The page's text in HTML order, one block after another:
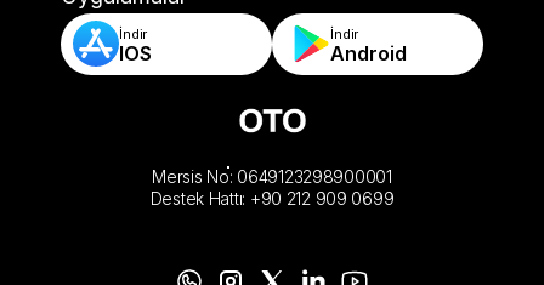
İndir
IOS
İndir
Android
Mersis No: 0649123298900001
Destek Hattı: +90 212 909 0699